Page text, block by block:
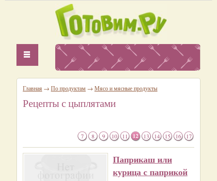
Главная → По продуктам → Мясо и мясные продукты
Рецепты с цыплятами
7 8 9 10 11 12 13 14 15 16 17
Паприкаш или
курица с паприкой